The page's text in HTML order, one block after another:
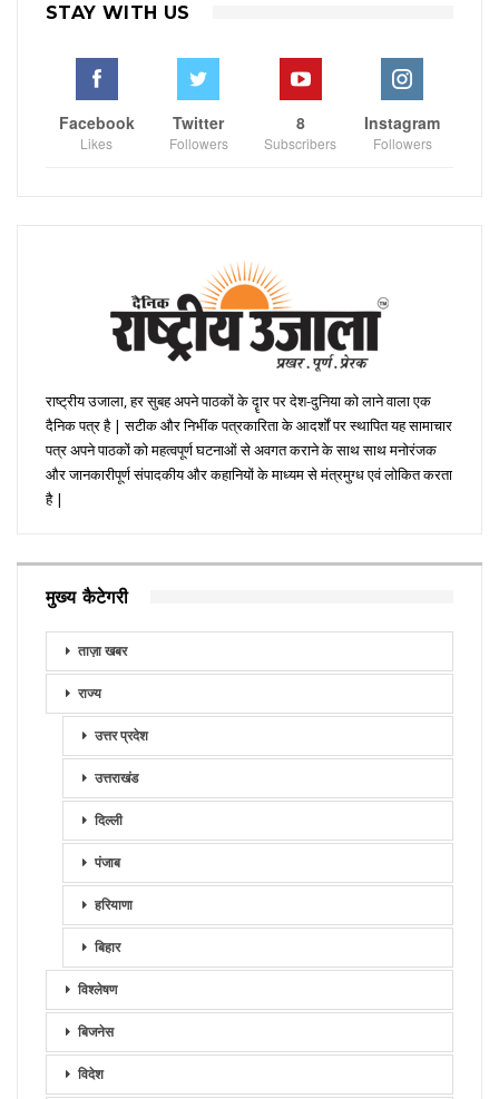
STAY WITH US
Facebook
Likes
Twitter
Followers
8
Subscribers
Instagram
Followers
राष्ट्रीय उजाला, हर सुबह अपने पाठकों के दॄार पर देश-दुनिया को लाने वाला एक
दैनिक पत्र है | सटीक और निभींक पत्रकारिता के आदर्शों पर स्थापित यह सामाचार
पत्र अपने पाठकों को महत्वपूर्ण घटनाओं से अवगत कराने के साथ साथ मनोरंजक
और जानकारीपूर्ण संपादकीय और कहानियों के माध्यम से मंत्रमुग्ध एवं लोकित करता
है |
मुख्य कैटेगरी
ताज़ा खबर
राज्य
उत्तर प्रदेश
उत्तराखंड
दिल्ली
पंजाब
हरियाणा
बिहार
विश्लेषण
बिजनेस
विदेश